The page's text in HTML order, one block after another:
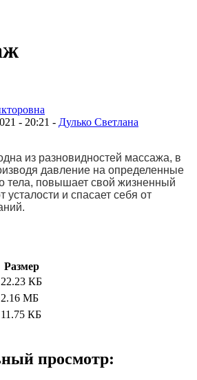
- 20:21 - Дулько Светлана
из разновидностей массажа, в
давление на определенные
тела, повышает свой жизненный
усталости и спасает себя от
Размер
22.23 КБ
2.16 МБ
11.75 КБ
просмотр: